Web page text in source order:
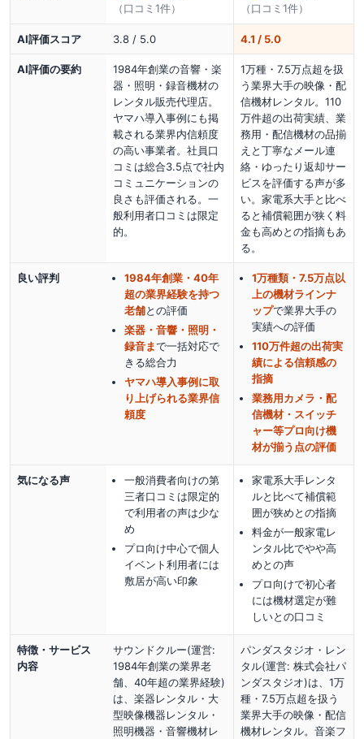
（口コミ 1件）
（口コミ 1件）
AI評価スコア 3.8 / 5.0 4.1 / 5.0
AI評価の要約
1984年創業の音響・楽
器・照明・録音機材の
レンタル販売代理店。
ヤマハ導入事例にも掲
載される業界内信頼度
の高い事業者。社員口
コミは総合3.5点で社内
コミュニケーションの
良さも評価される。一
般利用者口コミは限定
的。
1万種・7.5万点超を扱
う業界大手の映像・配
信機材レンタル。110
万件超の出荷実績、業
務用・配信機材の品揃
えと丁寧なメール連
絡・ゆったり返却サー
ビスを評価する声が多
い。家電系大手と比べ
ると補償範囲が狭く料
金も高めとの指摘もあ
る。
良い評判
1984年創業・40年
超の業界経験を持つ
老舗との評価
楽器・音響・照明・
録音まで一括対応で
きる総合力
ヤマハ導入事例に取
り上げられる業界信
頼度
1万種類・7.5万点以
上の機材ラインナ
ップで業界大手の
実績への評価
110万件超の出荷実
績による信頼感の
指摘
業務用カメラ・配
信機材・スイッチ
ャー等プロ向け機
材が揃う点の評価
気になる声
一般消費者向けの第
三者口コミは限定的
で利用者の声は少な
め
プロ向け中心で個人
イベント利用者には
敷居が高い印象
家電系大手レンタ
ルと比べて補償範
囲が狭めとの指摘
料金が一般家電レ
ンタル比でやや高
めとの声
プロ向けで初心者
には機材選定が難
しいとの口コミ
特徴・サービス
内容
サウンドクルー(運営:
1984年創業の業界老
舗、40年超の業界経験)
は、楽器レンタル・大
型映像機器レンタル・
照明機器・音響機材レ
パンダスタジオ・レン
タル(運営: 株式会社パ
ンダスタジオ)は、1万
種・7.5万点超を扱う
業界大手の映像・配信
機材レンタル。音楽フ